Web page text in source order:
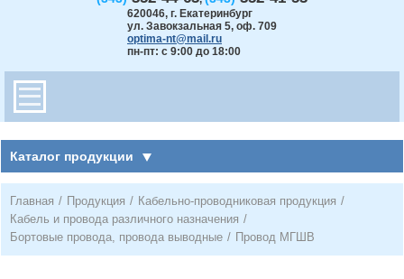
620046, г. Екатеринбург
ул. Завокзальная 5, оф. 709
optima-nt@mail.ru
пн-пт: с 9:00 до 18:00
Каталог продукции
Главная / Продукция / Кабельно-проводниковая продукция /
Кабель и провода различного назначения /
Бортовые провода, провода выводные / Провод МГШВ